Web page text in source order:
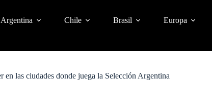
Argentina Chile Brasil Europa
en las ciudades donde juega la Selección Argentina